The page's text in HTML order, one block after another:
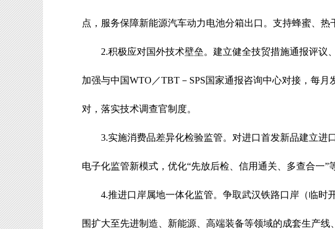
点，服务保障新能源汽车动力电池分箱出口。支持蜂蜜、热
2.积极应对国外技术壁垒。 建立健全技贸措施通报评议
加强与中国WTO ／TBT － SPS国家通报咨询中心对接，每月
对，落实技术调查官制度。
3.实施消费品差异化检验监管。 对进口首发新品建立进
电子化监管新模式，优化“先放后检、信用通关、多查合一”
4.推进口岸属地一体化监管。 争取武汉铁路口岸（临时
围扩大至先进制造、新能源、高端装备等领域的成套生产